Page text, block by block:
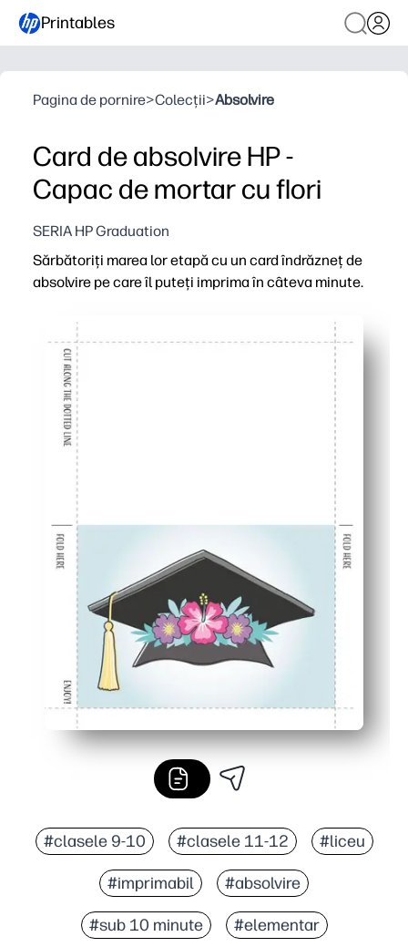
Printables
Pagina de pornire>Colecții>Absolvire
Card de absolvire HP -
Capac de mortar cu flori
SERIA HP Graduation
Sărbătoriți marea lor etapă cu un card îndrăzneț de
absolvire pe care îl puteți imprima în câteva minute.
Gata într-o clipă - doar imprimați, pliați și semnați -
Stil remarcabil - o grafică curată cu capace de
Ușor de personalizat - adăugați o notă, autocolante
Imprimați câte aveți nevoie - ideal pentru colegii de
#clasele 9-10 #clasele 11-12 #liceu
#imprimabil #absolvire
#sub 10 minute #elementar